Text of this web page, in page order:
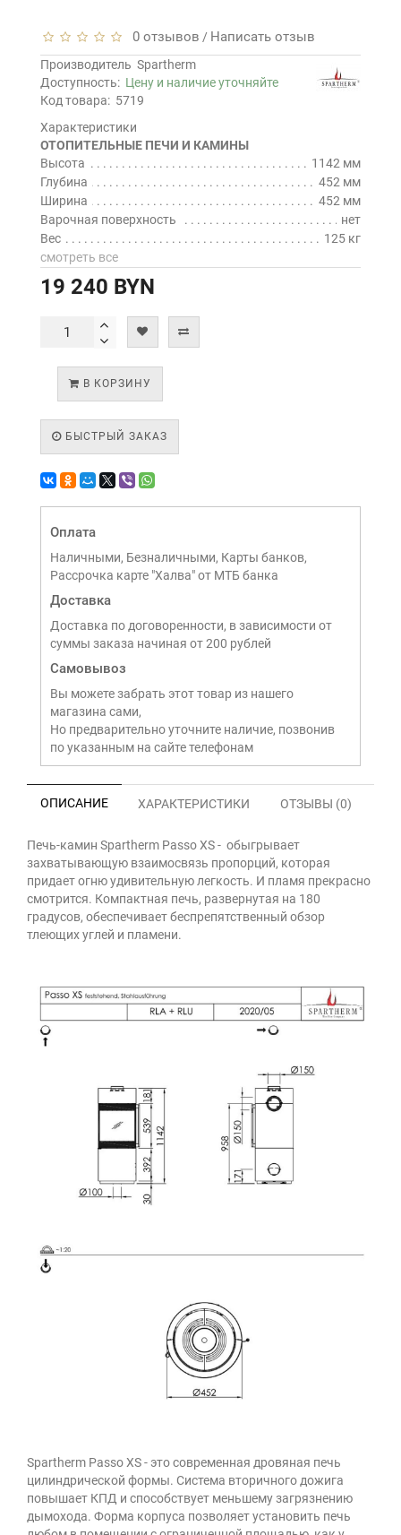
0 отзывов / Написать отзыв
Производитель Spartherm
Доступность: Цену и наличие уточняйте
Код товара: 5719
Характеристики
ОТОПИТЕЛЬНЫЕ ПЕЧИ И КАМИНЫ
Высота
1142 мм
Глубина
452 мм
Ширина
452 мм
Варочная поверхность
нет
Вес
125 кг
смотреть все
19 240 BYN
В КОРЗИНУ
БЫСТРЫЙ ЗАКАЗ
Оплата
Наличными, Безналичными, Карты банков,
Рассрочка карте "Халва" от МТБ банка
Доставка
Доставка по договоренности, в зависимости от
суммы заказа начиная от 200 рублей
Самовывоз
Вы можете забрать этот товар из нашего
магазина сами,
Но предварительно уточните наличие, позвонив
по указанным на сайте телефонам
ОПИСАНИЕ ХАРАКТЕРИСТИКИ ОТЗЫВЫ (0)
Печь-камин Spartherm Passo XS - обыгрывает
захватывающую взаимосвязь пропорций, которая
придает огню удивительную легкость. И пламя прекрасно
смотрится. Компактная печь, развернутая на 180
градусов, обеспечивает беспрепятственный обзор
тлеющих углей и пламени.
Spartherm Passo XS - это современная дровяная печь
цилиндрической формы. Система вторичного дожига
повышает КПД и способствует меньшему загрязнению
дымохода. Форма корпуса позволяет установить печь